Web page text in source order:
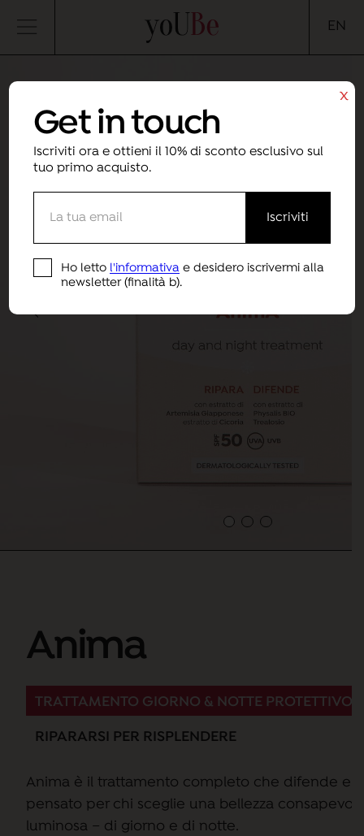
yoUBe EN
Anima
TRATTAMENTO GIORNO & NOTTE PROTETTIVO
RIPARARSI PER RISPLENDERE
Anima è il trattamento completo che difende e
pensato per chi sceglie una bellezza
luminosa – di giorno e di notte.
Get in touch
Iscriviti ora e ottieni il 10% di sconto esclusivo sul
tuo primo acquisto.
Ho letto l'informativa e desidero iscrivermi alla
newsletter (finalità b).
x